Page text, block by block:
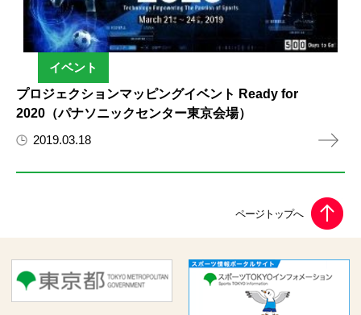
イベント
プロジェクションマッピングイベント Ready for
2020（パナソニックセンター東京会場）
2019.03.18